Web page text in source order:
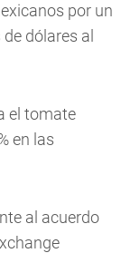
por un
dólares al
el tomate
en las
al acuerdo